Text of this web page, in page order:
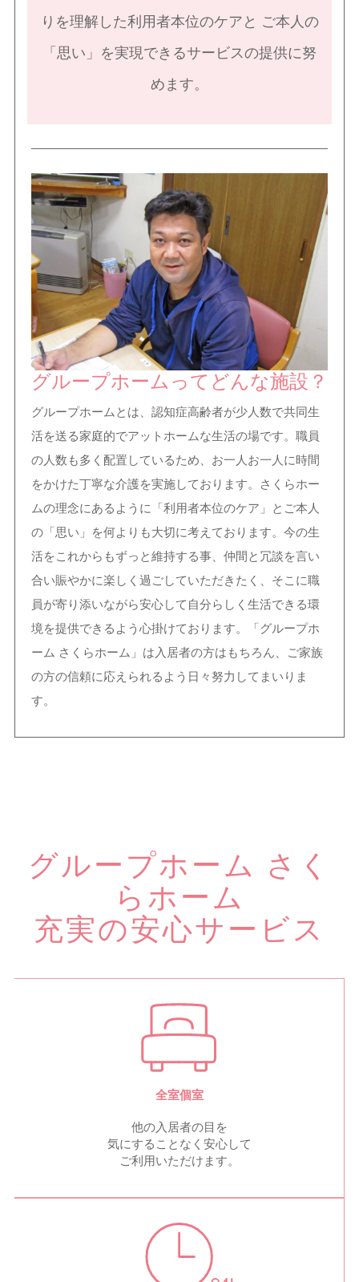
りを理解した利用者本位のケアと ご本人の
「思い」を実現できるサービスの提供に努
めます。
グループホームってどんな施設？
グループホームとは、認知症高齢者が少人数で共同生
活を送る家庭的でアットホームな生活の場です。職員
の人数も多く配置しているため、お一人お一人に時間
をかけた丁寧な介護を実施しております。さくらホー
ムの理念にあるように「利用者本位のケア」とご本人
の「思い」を何よりも大切に考えております。今の生
活をこれからもずっと維持する事、仲間と冗談を言い
合い賑やかに楽しく過ごしていただきたく、そこに職
員が寄り添いながら安心して自分らしく生活できる環
境を提供できるよう心掛けております。「グループホ
ーム さくらホーム」は入居者の方はもちろん、ご家族
の方の信頼に応えられるよう日々努力してまいりま
す。
グループホーム さく
らホーム
充実の安心サービス
全室個室
他の入居者の目を
気にすることなく安心して
ご利用いただけます。